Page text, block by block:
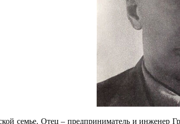
семье. Отец – предприниматель и